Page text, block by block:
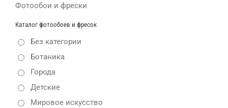
Фотообои и фрески
Каталог фотообоев и фресок
Без категории
Ботаника
Города
Детские
Мировое искусство